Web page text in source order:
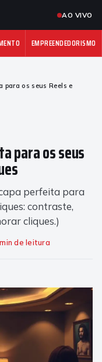
AO VIVO
EMPREENDEDORISMO
para os seus Reels e
para os seus
perfeita para
contraste,
cliques.)
de leitura